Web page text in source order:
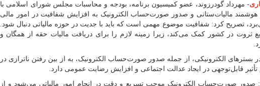
- مهرداد گودرزوند، عضو کمیسیون برنامه، بودجه و محاسبات مجلس شورای اسلامی با
هوشمند مالیات‌ستانی و صدور صورت‌حساب الکترونیک به افزایش شفافیت در امور مالی
تصریح کرد: شفافیت موضوع مهمی است که باید با جدیت در حوزه مالیاتی دنبال شود.
ثروت در کشور کمک می‌کند، زیرا زمینه لازم را برای دریافت مالیات حقه از همگان و
در بسترهای الکترونیکی، از جمله صدور صورت‌حساب الکترونیک، به از بین رفتن ناترازی در
قابل‌توجهی در ایجاد عدالت اجتماعی و افزایش رضایت عمومی دارد.
صدور صورت‌حساب الکترونیک موجب تسریع و دقت در انجام امور مالیاتی می‌شود و از